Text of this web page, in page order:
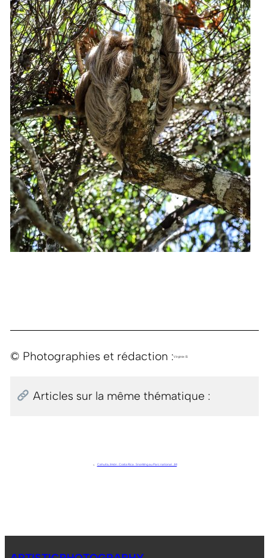
© Photographies et rédaction :Virginie B.
Articles sur la même thématique :
← Cahuita, limón . Costa Rica . Snorkling au Parc national . J14